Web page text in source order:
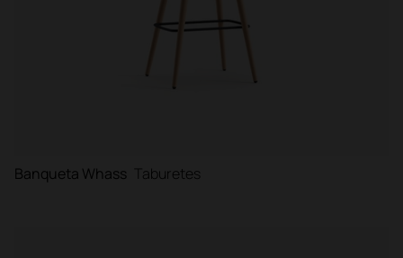
Banqueta Whass Taburetes